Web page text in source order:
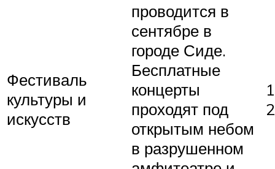
Фестиваль
культуры и
искусств
проводится в
сентябре в
городе Сиде.
Бесплатные
концерты
проходят под
открытым небом
в разрушенном